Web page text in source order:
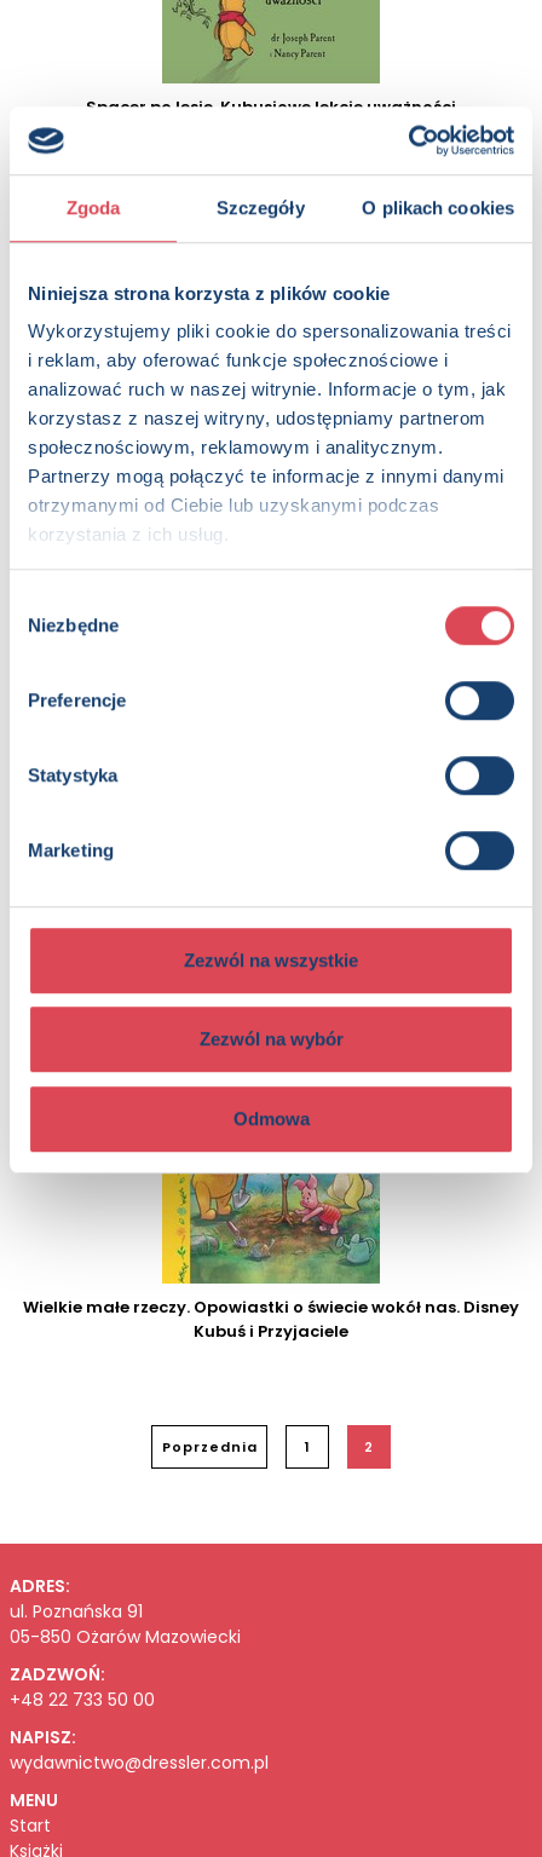
Zgoda Szczegóły O plikach cookies
Niniejsza strona korzysta z plików cookie
Wykorzystujemy pliki cookie do spersonalizowania treści
i reklam, aby oferować funkcje społecznościowe i
analizować ruch w naszej witrynie. Informacje o tym, jak
korzystasz z naszej witryny, udostępniamy partnerom
społecznościowym, reklamowym i analitycznym.
Partnerzy mogą połączyć te informacje z innymi danymi
otrzymanymi od Ciebie lub uzyskanymi podczas
korzystania z ich usług.
zgody
Niezbędne
Preferencje
Statystyka
Marketing
Zezwól na wszystkie
Zezwól na wybór
Odmowa
Spacer po lesie. Kubusiowe lekcje uważności
Szkoła rysunku dla najmłodszych
Wielkie małe rzeczy. Opowiastki o świecie wokół nas. Disney
Kubuś i Przyjaciele
Poprzednia 1 2
ADRES:
ul. Poznańska 91
05-850 Ożarów Mazowiecki
ZADZWOŃ:
+48 22 733 50 00
NAPISZ:
wydawnictwo@dressler.com.pl
MENU
Start
Książki